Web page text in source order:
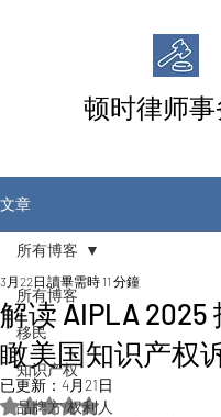
顿时律师
文章
所有博客
移民
知识产权
品牌方/权利人
所有博客
解读 AIPLA 2025
瞰美国知识产权
3月22日 讀畢需時 11 分鐘
已更新： 4月21日
評等為 NaN（最高為 5 顆